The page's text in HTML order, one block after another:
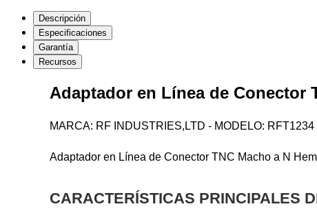
Descripción
Especificaciones
Garantía
Recursos
Adaptador en Línea de Conector
MARCA: RF INDUSTRIES,LTD - MODELO: RFT1234
Adaptador en Línea de Conector TNC Macho a N
CARACTERÍSTICAS PRINCIPALES